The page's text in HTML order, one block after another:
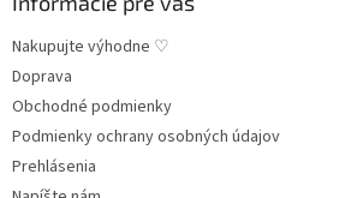
Nakupujte výhodne ♡
Doprava
Obchodné podmienky
Podmienky ochrany osobných údajov
Prehlásenia